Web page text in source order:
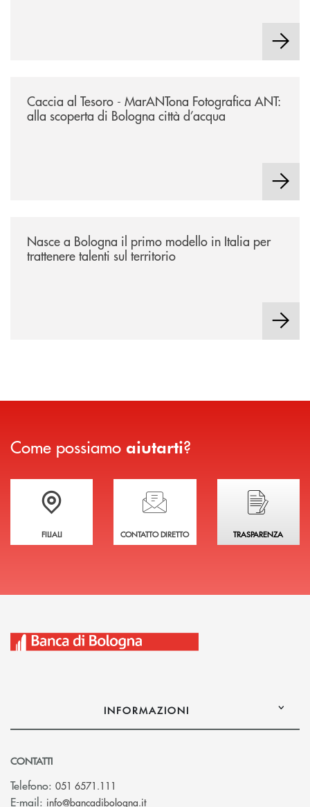
Caccia al Tesoro - MarANTona Fotografica ANT:
alla scoperta di Bologna città d’acqua
Nasce a Bologna il primo modello in Italia per
trattenere talenti sul territorio
Come possiamo aiutarti?
Trova la filiale più vicina a te
FILIALI
Hai bisogno di assistenza immediata?
CONTATTO DIRETTO
Hai bisogno di
TRASPARENZA
INFORMAZIONI
CONTATTI
Telefono: 051 6571.111
E-mail: info@bancadibologna.it(si apre l’app di posta elettronica)